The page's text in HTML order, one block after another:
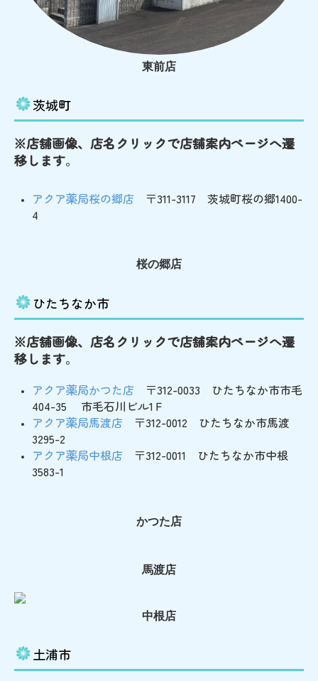
東前店
茨城町
※店舗画像、店名クリックで店舗案内ページへ遷
移します。
アクア薬局桜の郷店 〒311-3117 茨城町桜の郷1400-
4
桜の郷店
ひたちなか市
※店舗画像、店名クリックで店舗案内ページへ遷
移します。
アクア薬局かつた店 〒312-0033 ひたちなか市市毛
404-35 市毛石川ビル1Ｆ
アクア薬局馬渡店 〒312-0012 ひたちなか市馬渡
3295-2
アクア薬局中根店 〒312-0011 ひたちなか市中根
3583-1
かつた店
馬渡店
中根店
土浦市